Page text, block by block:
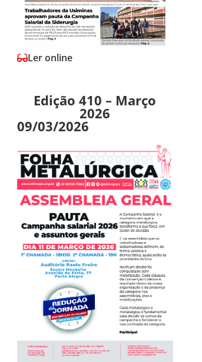
Ler online
Edição 410 – Março
2026
09/03/2026